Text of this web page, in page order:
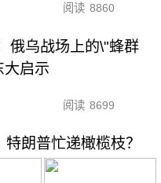
阅读 8860
俄乌战场上的\"蜂群
大启示
阅读 8699
朗普忙递橄榄枝？